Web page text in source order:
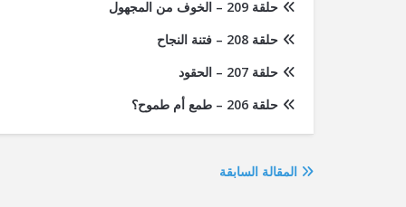
حلقة 209 – الخوف من المجهول
حلقة 208 – فتنة النجاح
حلقة 207 – الحقود
حلقة 206 – طمع أم طموح؟
المقالة السابقة